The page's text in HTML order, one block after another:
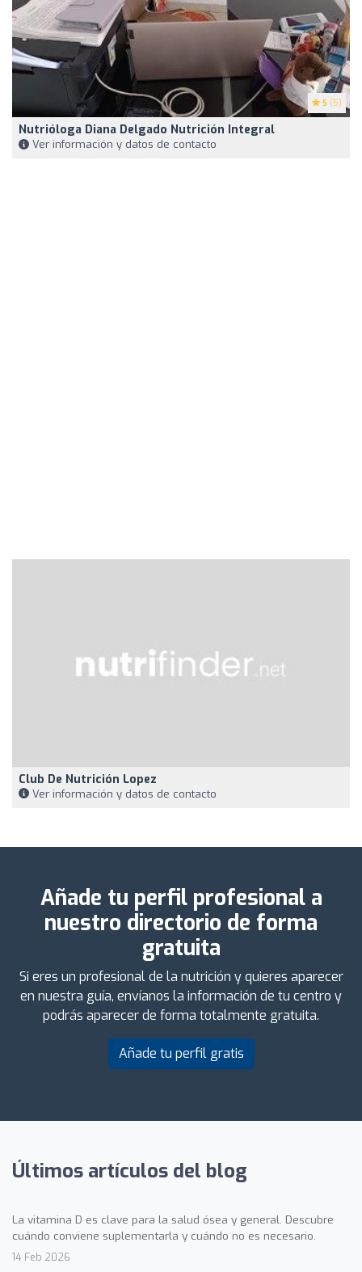
5 (5)
Nutrióloga Diana Delgado Nutrición Integral
Ver información y datos de contacto
Club De Nutrición Lopez
Ver información y datos de contacto
Añade tu perfil profesional a
nuestro directorio de forma
gratuita
Si eres un profesional de la nutrición y quieres aparecer
en nuestra guía, envíanos la información de tu centro y
podrás aparecer de forma totalmente gratuita.
Añade tu perfil gratis
Últimos artículos del blog
La vitamina D es clave para la salud ósea y general. Descubre
cuándo conviene suplementarla y cuándo no es necesario.
14 Feb 2026